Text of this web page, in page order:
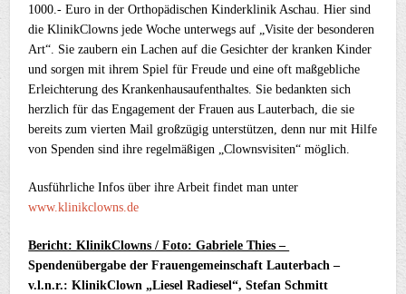
1000.- Euro in der Orthopädischen Kinderklinik Aschau. Hier sind
die KlinikClowns jede Woche unterwegs auf „Visite der besonderen
Art“. Sie zaubern ein Lachen auf die Gesichter der kranken Kinder
und sorgen mit ihrem Spiel für Freude und eine oft maßgebliche
Erleichterung des Krankenhausaufenthaltes. Sie bedankten sich
herzlich für das Engagement der Frauen aus Lauterbach, die sie
bereits zum vierten Mail großzügig unterstützen, denn nur mit Hilfe
von Spenden sind ihre regelmäßigen „Clownsvisiten“ möglich.
Ausführliche Infos über ihre Arbeit findet man unter
www.klinikclowns.de
Bericht: KlinikClowns / Foto: Gabriele Thies –
Spendenübergabe der Frauengemeinschaft Lauterbach –
v.l.n.r.: KlinikClown „Liesel Radiesel“, Stefan Schmitt